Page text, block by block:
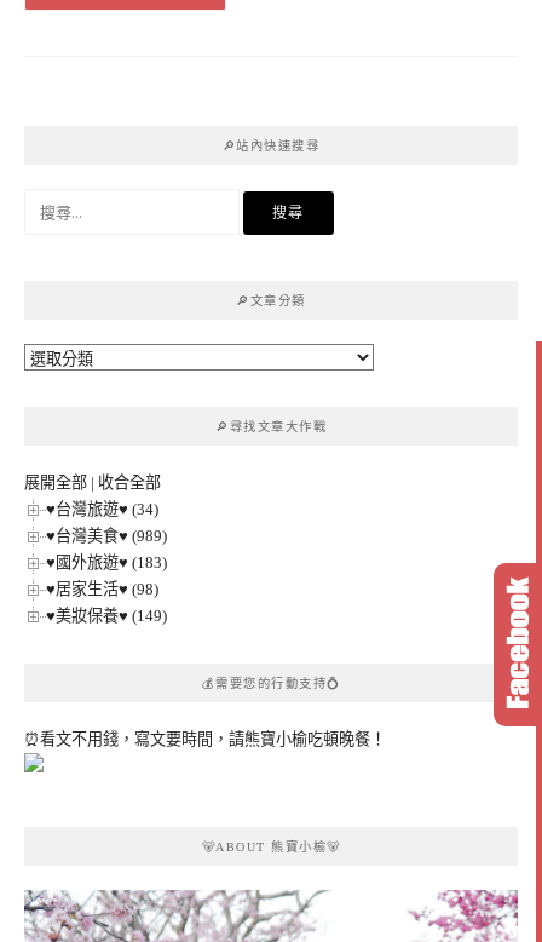
🔎站內快速搜尋
🔎文章分類
🔎
🔎尋找文章大作戰
展開全部 | 收合全部
♥台灣旅遊♥ (34)
♥台灣美食♥ (989)
♥國外旅遊♥ (183)
♥居家生活♥ (98)
♥美妝保養♥ (149)
💰需要您的行動支持💍
⏰看文不用錢，寫文要時間，請熊寶小榆吃頓晚餐！
🐻ABOUT 熊寶小榆🐻